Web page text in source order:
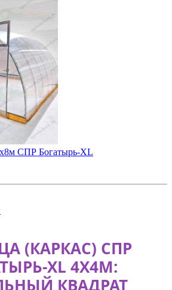
СПР Богатырь-XL
(КАРКАС) СПР
XL 4Х4М:
КВАДРАТ